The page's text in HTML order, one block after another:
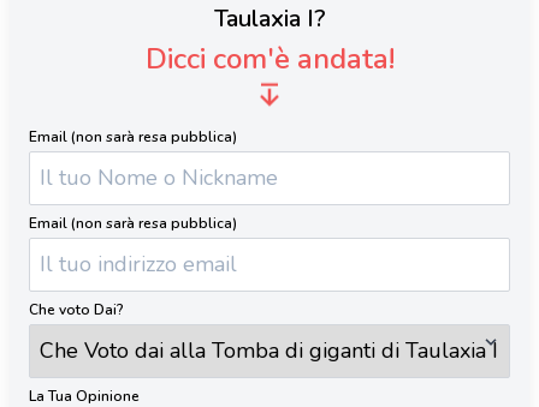
Taulaxia I?
Dicci com'è andata!
Email (non sarà resa pubblica)
Email (non sarà resa pubblica)
Che voto Dai?
La Tua Opinione